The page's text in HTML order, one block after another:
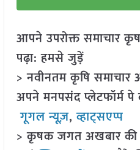
आपने उपरोक्त समाचार
पढ़ा: हमसे जुड़ें
> नवीनतम कृषि
अपने मनपसंद प्लेटफॉर्म
गूगल न्यूज़,व्हाट्सएप्प
> कृषक जगत अखबार